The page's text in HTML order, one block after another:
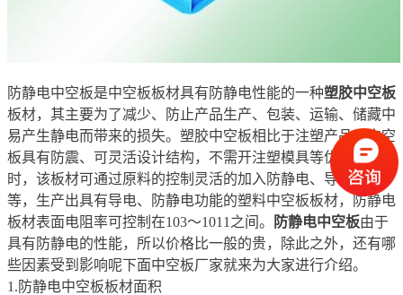
防静电中空板是中空板板材具有防静电性能的一种塑胶中空板
板材，其主要为了减少、防止产品生产、包装、运输、储藏中
易产生静电而带来的损失。塑胶中空板相比于注塑产品，中空
板具有防震、可灵活设计结构，不需开注塑模具等优势。同
时，该板材可通过原料的控制灵活的加入防静电、导电母料
等，生产出具有导电、防静电功能的塑料中空板板材，防静电
板材表面电阻率可控制在103～1011之间。
防静电中空板由于
具有防静电的性能，所以价格比一般的贵，除此之外，还有哪
些因素受到影响呢下面中空板厂家就来为大家进行介绍。
1.防静电中空板板材面积